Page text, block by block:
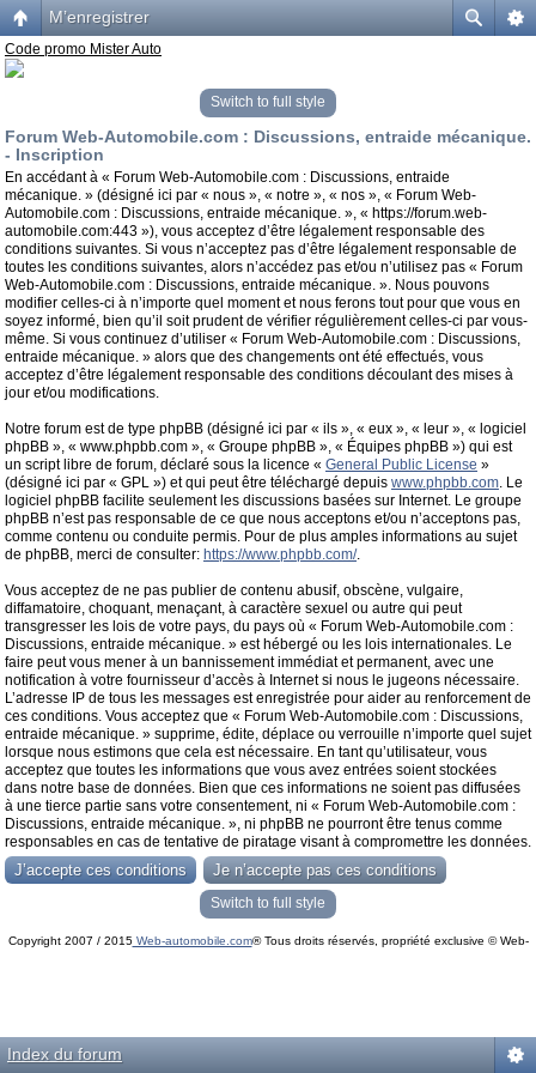
M’enregistrer
Code promo Mister Auto
Switch to full style
Forum Web-Automobile.com : Discussions, entraide mécanique.
- Inscription
En accédant à « Forum Web-Automobile.com : Discussions, entraide
mécanique. » (désigné ici par « nous », « notre », « nos », « Forum Web-
Automobile.com : Discussions, entraide mécanique. », « https://forum.web-
automobile.com:443 »), vous acceptez d’être légalement responsable des
conditions suivantes. Si vous n’acceptez pas d’être légalement responsable de
toutes les conditions suivantes, alors n’accédez pas et/ou n’utilisez pas « Forum
Web-Automobile.com : Discussions, entraide mécanique. ». Nous pouvons
modifier celles-ci à n’importe quel moment et nous ferons tout pour que vous en
soyez informé, bien qu’il soit prudent de vérifier régulièrement celles-ci par vous-
même. Si vous continuez d’utiliser « Forum Web-Automobile.com : Discussions,
entraide mécanique. » alors que des changements ont été effectués, vous
acceptez d’être légalement responsable des conditions découlant des mises à
jour et/ou modifications.
Notre forum est de type phpBB (désigné ici par « ils », « eux », « leur », « logiciel
phpBB », « www.phpbb.com », « Groupe phpBB », « Équipes phpBB ») qui est
un script libre de forum, déclaré sous la licence « General Public License »
(désigné ici par « GPL ») et qui peut être téléchargé depuis www.phpbb.com. Le
logiciel phpBB facilite seulement les discussions basées sur Internet. Le groupe
phpBB n’est pas responsable de ce que nous acceptons et/ou n’acceptons pas,
comme contenu ou conduite permis. Pour de plus amples informations au sujet
de phpBB, merci de consulter: https://www.phpbb.com/.
Vous acceptez de ne pas publier de contenu abusif, obscène, vulgaire,
diffamatoire, choquant, menaçant, à caractère sexuel ou autre qui peut
transgresser les lois de votre pays, du pays où « Forum Web-Automobile.com :
Discussions, entraide mécanique. » est hébergé ou les lois internationales. Le
faire peut vous mener à un bannissement immédiat et permanent, avec une
notification à votre fournisseur d’accès à Internet si nous le jugeons nécessaire.
L’adresse IP de tous les messages est enregistrée pour aider au renforcement de
ces conditions. Vous acceptez que « Forum Web-Automobile.com : Discussions,
entraide mécanique. » supprime, édite, déplace ou verrouille n’importe quel sujet
lorsque nous estimons que cela est nécessaire. En tant qu’utilisateur, vous
acceptez que toutes les informations que vous avez entrées soient stockées
dans notre base de données. Bien que ces informations ne soient pas diffusées
à une tierce partie sans votre consentement, ni « Forum Web-Automobile.com :
Discussions, entraide mécanique. », ni phpBB ne pourront être tenus comme
responsables en cas de tentative de piratage visant à compromettre les données.
Switch to full style
Copyright 2007 / 2015Web-automobile.com® Tous droits réservés, propriété exclusive © Web-
Index du forum